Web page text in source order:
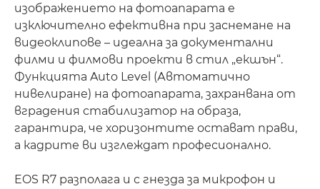
изображението на фотоапарата е
изключително ефективна при заснемане на
видеоклипове – идеална за документални
филми и филмови проекти в стил „екшън“.
Функцията Auto Level (Автоматично
нивелиране) на фотоапарата, захранвана от
вградения стабилизатор на образа,
гарантира, че хоризонтите остават прави,
а кадрите ви изглеждат професионално.
EOS R7 разполага и с гнезда за микрофон и